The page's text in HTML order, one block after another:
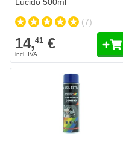
(7)
14,41 €